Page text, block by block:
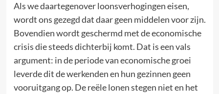
Als we daartegenover loonsverhogingen eisen,
wordt ons gezegd dat daar geen middelen voor zijn.
Bovendien wordt geschermd met de economische
crisis die steeds dichterbij komt. Dat is een vals
argument: in de periode van economische groei
leverde dit de werkenden en hun gezinnen geen
vooruitgang op. De reële lonen stegen niet en het